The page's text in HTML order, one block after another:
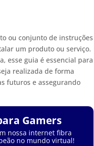
ou conjunto de instruções
um produto ou serviço.
esse guia é essencial para
realizada de forma
futuros e assegurando
Gamers
nossa internet fibra
no mundo virtual!